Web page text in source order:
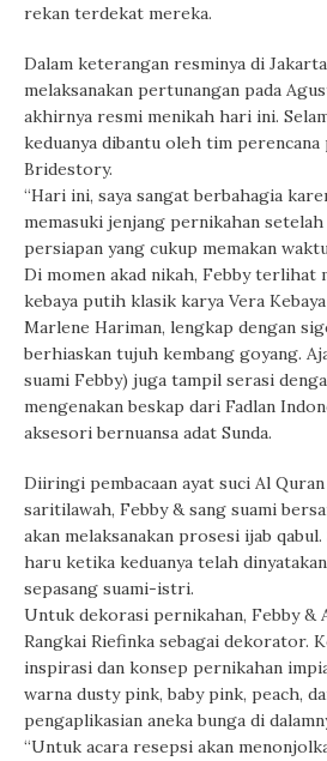
rekan terdekat mereka.
Dalam keterangan resminya di
melaksanakan pertunangan pada
akhirnya resmi menikah hari ini.
keduanya dibantu oleh tim
Bridestory.
“Hari ini, saya sangat berbahagia
memasuki jenjang pernikahan
persiapan yang cukup memakan
Di momen akad nikah, Febby terlihat
kebaya putih klasik karya Vera
Marlene Hariman, lengkap dengan
berhiaskan tujuh kembang goyang.
suami Febby) juga tampil serasi
mengenakan beskap dari Fadlan
aksesori bernuansa adat Sunda.
Diiringi pembacaan ayat suci Al
saritilawah, Febby & sang suami
akan melaksanakan prosesi ijab
haru ketika keduanya telah
sepasang suami-istri.
Untuk dekorasi pernikahan, Febby &
Rangkai Riefinka sebagai dekorator.
inspirasi dan konsep pernikahan
warna dusty pink, baby pink, peach,
pengaplikasian aneka bunga di
“Untuk acara resepsi akan